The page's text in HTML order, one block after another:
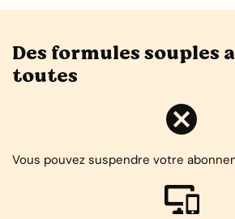
Des formules souples
toutes
Vous pouvez suspendre votre